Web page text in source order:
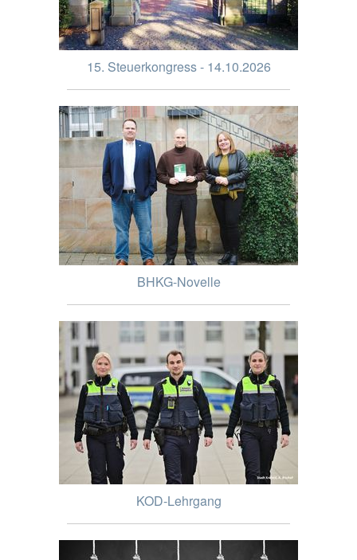
15. Steuerkongress - 14.10.2026
BHKG-Novelle
KOD-Lehrgang